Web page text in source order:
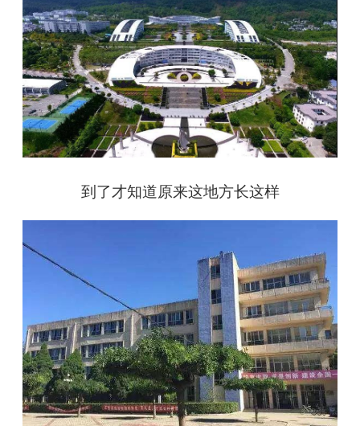
到了才知道原来这地方长这样